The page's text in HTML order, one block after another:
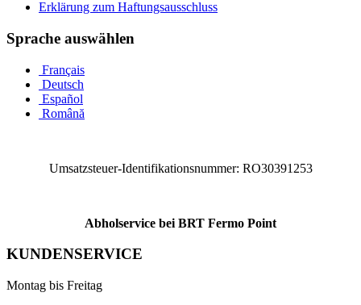
Erklärung zum Haftungsausschluss
Sprache auswählen
Français
Deutsch
Español
Română
Umsatzsteuer-Identifikationsnummer: RO30391253
Abholservice bei BRT Fermo Point
KUNDENSERVICE
Montag bis Freitag